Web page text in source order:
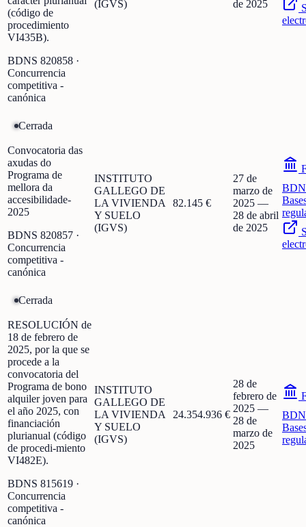
(código de
procedimiento
VI435B).
BDNS 820858 ·
Concurrencia
competitiva -
canónica
(IGVS) de 2025
Cerrada
Convocatoria das
axudas do
Programa de
mellora da
accesibilidade-
2025
BDNS 820857 ·
Concurrencia
competitiva -
canónica
INSTITUTO
GALLEGO DE
LA VIVIENDA
Y SUELO
(IGVS)
82.145 €
27 de
marzo de
2025 —
28 de abril
de 2025
Cerrada
RESOLUCIÓN de
18 de febrero de
2025, por la que se
procede a la
convocatoria del
Programa de bono
alquiler joven para
el año 2025, con
financiación
plurianual (código
de procedi-miento
VI482E).
BDNS 815619 ·
Concurrencia
competitiva -
canónica
INSTITUTO
GALLEGO DE
LA VIVIENDA
Y SUELO
(IGVS)
24.354.936 €
28 de
febrero de
2025 —
28 de
marzo de
2025